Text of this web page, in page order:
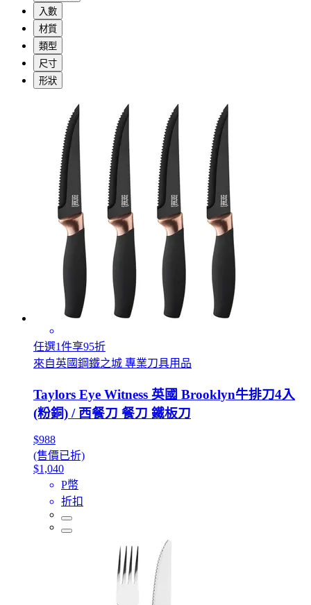
入數
材質
類型
尺寸
形狀
任選1件享95折
來自英國鋼鐵之城 專業刀具用品
Taylors Eye Witness 英國 Brooklyn牛排刀4入
(粉銅) / 西餐刀 餐刀 鐵板刀
$988
(售價已折)
$1,040
P幣
折扣